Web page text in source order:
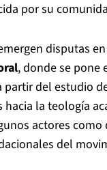
por su
disputas
, donde se pone
del estudio
hacia la teología
actores como
del